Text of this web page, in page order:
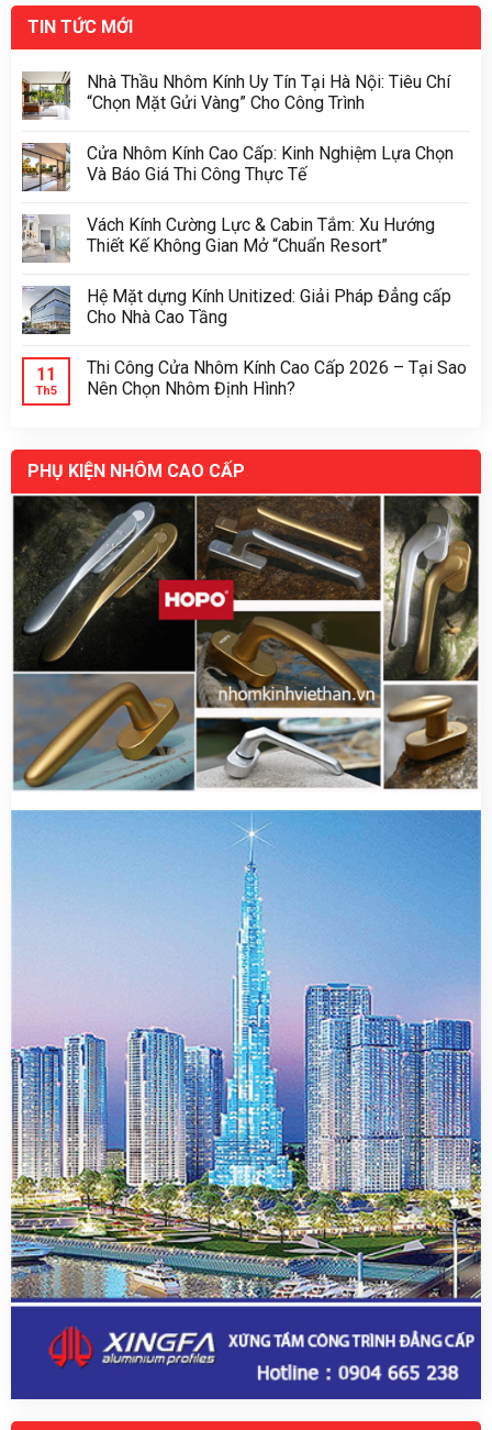
TIN TỨC MỚI
Nhà Thầu Nhôm Kính Uy Tín Tại Hà Nội: Tiêu Chí
“Chọn Mặt Gửi Vàng” Cho Công Trình
Cửa Nhôm Kính Cao Cấp: Kinh Nghiệm Lựa Chọn
Và Báo Giá Thi Công Thực Tế
Vách Kính Cường Lực & Cabin Tắm: Xu Hướng
Thiết Kế Không Gian Mở “Chuẩn Resort”
Hệ Mặt dựng Kính Unitized: Giải Pháp Đẳng cấp
Cho Nhà Cao Tầng
11
Th5
Thi Công Cửa Nhôm Kính Cao Cấp 2026 – Tại Sao
Nên Chọn Nhôm Định Hình?
PHỤ KIỆN NHÔM CAO CẤP